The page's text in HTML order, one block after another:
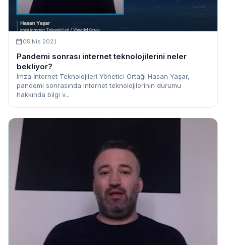
05 Nis 2021
Pandemi sonrası internet teknolojilerini neler
bekliyor?
İmza İnternet Teknolojileri Yönetici Ortağı Hasan Yaşar,
pandemi sonrasında internet teknolojilerinin durumu
hakkında bilgi v...